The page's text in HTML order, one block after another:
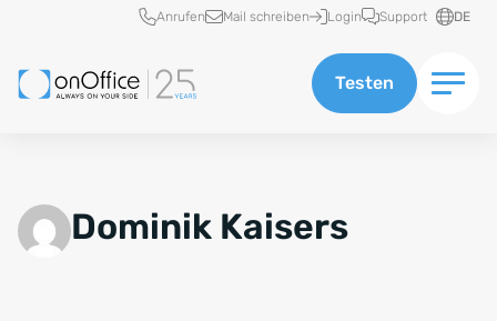
Schnellzugriff
Anrufen Mail schreiben Login Support DE
Testen
Dominik Kaisers